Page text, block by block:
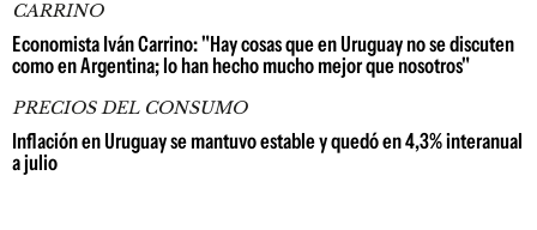
CARRINO
Economista Iván Carrino: "Hay cosas que en Uruguay no se discuten
como en Argentina; lo han hecho mucho mejor que nosotros"
PRECIOS DEL CONSUMO
Inflación en Uruguay se mantuvo estable y quedó en 4,3% interanual
a julio